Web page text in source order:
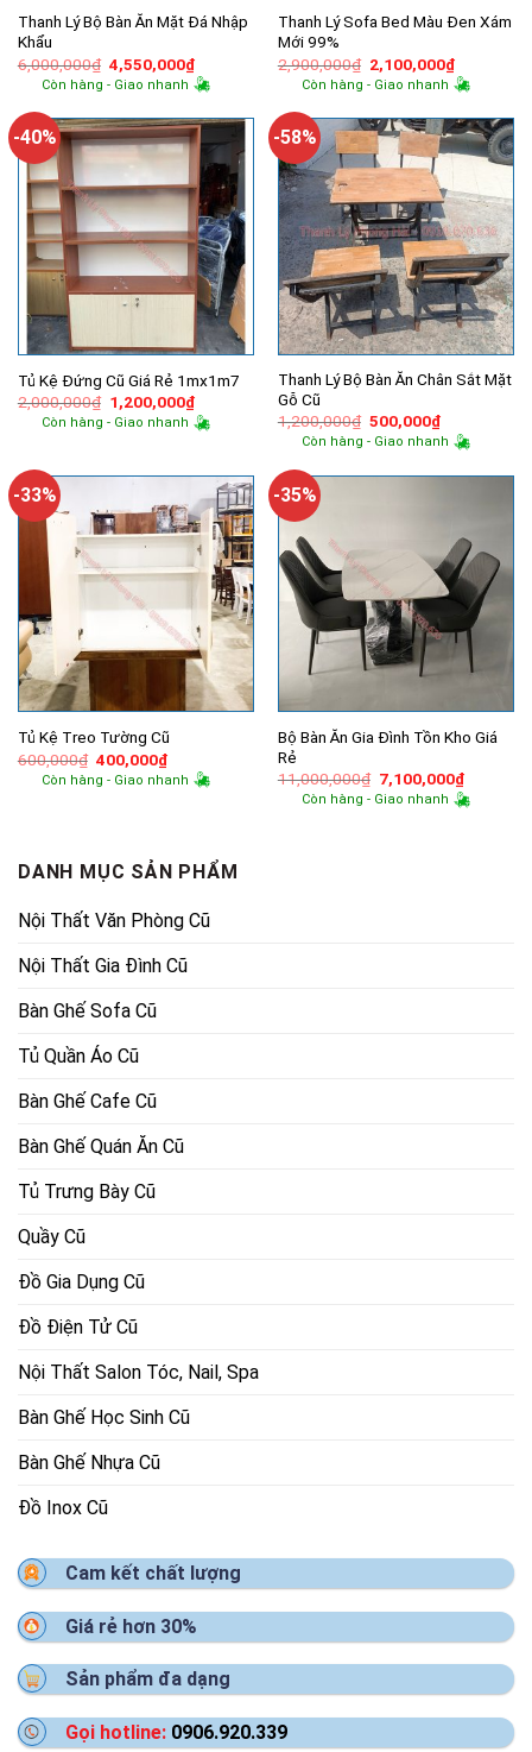
Thanh Lý Bộ Bàn Ăn Mặt Đá Nhập
Khẩu
6,000,000₫ Giá
gốc
là:
4,550,000₫Giá
hiện
tại
4,550,000₫.
Còn hàng - Giao nhanh
Thanh Lý Sofa Bed Màu Đen Xám
Mới 99%
2,900,000₫ Giá
gốc
là:
2,100,000₫Giá
hiện
tại
Còn hàng - Giao nhanh
-40%
Tủ Kệ Đứng Cũ Giá Rẻ 1mx1m7
2,000,000₫ Giá
gốc
là:
1,200,000₫Giá
hiện
tại
Còn hàng - Giao nhanh
-58%
Thanh Lý Bộ Bàn Ăn Chân Sắt Mặt
Gỗ Cũ
1,200,000₫ Giá
gốc
là:
500,000₫Giá
hiện
tại
500,000₫.
Còn hàng - Giao nhanh
-33%
Tủ Kệ Treo Tường Cũ
600,000₫ Giá
gốc
là:
400,000₫Giá
hiện
tại
Còn hàng - Giao nhanh
-35%
Bộ Bàn Ăn Gia Đình Tồn Kho Giá
Rẻ
11,000,000₫ Giá
gốc
là:
7,100,000₫Giá
hiện
tại
Còn hàng - Giao nhanh
DANH MỤC SẢN PHẨM
Nội Thất Văn Phòng Cũ
Nội Thất Gia Đình Cũ
Bàn Ghế Sofa Cũ
Tủ Quần Áo Cũ
Bàn Ghế Cafe Cũ
Bàn Ghế Quán Ăn Cũ
Tủ Trưng Bày Cũ
Quầy Cũ
Đồ Gia Dụng Cũ
Đồ Điện Tử Cũ
Nội Thất Salon Tóc, Nail, Spa
Bàn Ghế Học Sinh Cũ
Bàn Ghế Nhựa Cũ
Đồ Inox Cũ
Cam kết chất lượng
Giá rẻ hơn 30%
Sản phẩm đa dạng
Gọi hotline: 0906.920.339